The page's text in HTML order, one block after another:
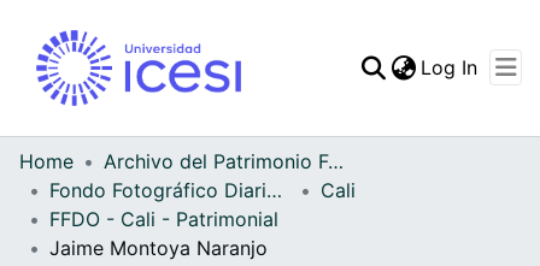
Statistics
Log In
Home
Archivo del Patrimonio Fotográfico y Fílmico del Valle del Cauca
Fondo Fotográfico Diario Occidente
Cali
FFDO - Cali - Patrimonial
Jaime Montoya Naranjo